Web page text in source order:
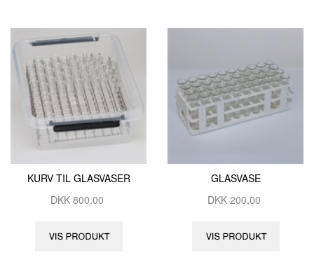
KURV TIL GLASVASER
DKK 800,00
GLASVASE
DKK 200,00